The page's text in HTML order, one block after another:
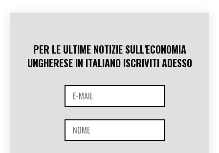
PER LE ULTIME NOTIZIE SULL'ECONOMIA
UNGHERESE IN ITALIANO ISCRIVITI ADESSO